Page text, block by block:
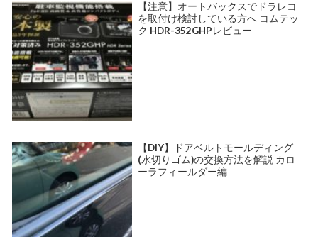
【注意】オートバックスでドラレコ
を取付け検討している方へ コムテッ
ク HDR-352GHPレビュー
【DIY】ドアベルトモールディング
(水切りゴム)の交換方法を解説 カロ
ーラフィールダー編